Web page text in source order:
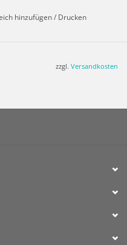
hinzufügen/ Drucken
zzgl. Versandkosten